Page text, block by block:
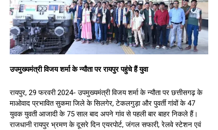
उपमुख्यमंत्री विजय शर्मा के न्यौता पर रायपुर पहुंचे हैं युवा
रायपुर, 29 फरवरी 2024- उपमुख्यमंत्री विजय शर्मा के न्यौता पर छत्तीसगढ़ के
माओवाद प्रभावित सुकमा जिले के सिलगेर, टेकलगुड़ा और पुवर्ती गांवों के 47
युवक युवती आजादी के 75 साल बाद अपने गांव से पहली बार बाहर निकले हैं।
राजधानी रायपुर भ्रमण के दूसरे दिन एयरपोर्ट, जंगल सफारी, रेलवे स्टेशन एवं